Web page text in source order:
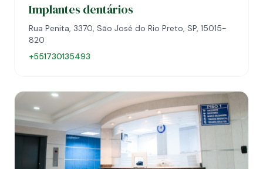
Implantes dentários
Rua Penita, 3370, São José do Rio Preto, SP, 15015-
820
+551730135493